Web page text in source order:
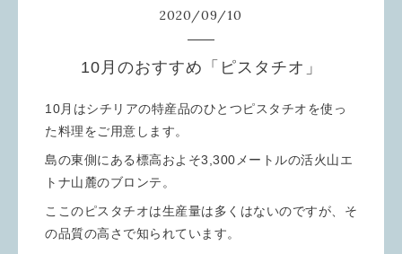
2020/09/10
10月のおすすめ「ピスタチオ」
10月はシチリアの特産品のひとつピスタチオを使っ
た料理をご用意します。
島の東側にある標高およそ3,300メートルの活火山エ
トナ山麓のブロンテ。
ここのピスタチオは生産量は多くはないのですが、そ
の品質の高さで知られています。